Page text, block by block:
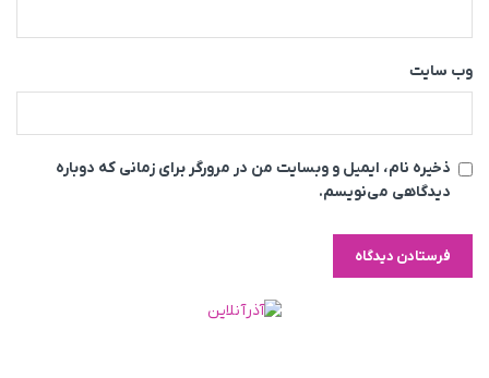
وب‌ سایت
ذخیره نام، ایمیل و وبسایت من در مرورگر برای زمانی که دوباره
دیدگاهی می‌نویسم.